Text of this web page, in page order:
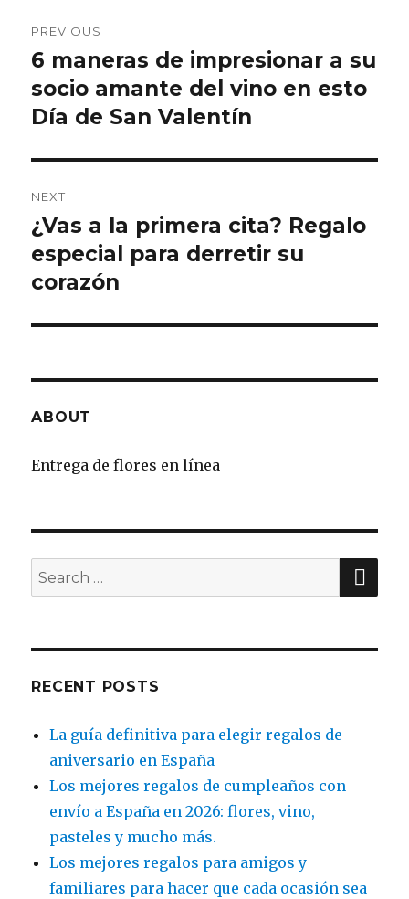
navigation
PREVIOUS
Previous
post:
6 maneras de impresionar a su
socio amante del vino en esto
Día de San Valentín
NEXT
Next
post:
¿Vas a la primera cita? Regalo
especial para derretir su
corazón
ABOUT
Entrega de flores en línea
Search
for:
RECENT POSTS
La guía definitiva para elegir regalos de
aniversario en España
Los mejores regalos de cumpleaños con
envío a España en 2026: flores, vino,
pasteles y mucho más.
Los mejores regalos para amigos y
familiares para hacer que cada ocasión sea